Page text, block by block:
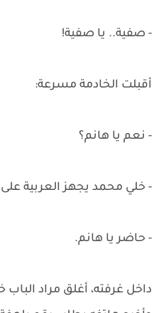
- صفية.. يا صفية!
أقبلت الخادمة مسرعة:
- نعم يا هانم؟
- خلي محمد يجهز العربية على
- حاضر يا هانم.
داخل غرفته، أغلق مراد الباب